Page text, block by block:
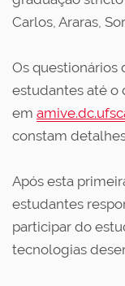
Carlos, Araras,
Os questionários
estudantes até o
em
constam
Após esta
estudantes
participar do
tecnologias